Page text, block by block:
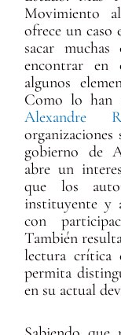
Movimiento
ofrece un caso
sacar muchas
encontrar
algunos
Como lo han
Alexandre
organizaciones
gobierno de
abre un
que los
instituyente y
con
También
lectura crítica
permita
en su actual